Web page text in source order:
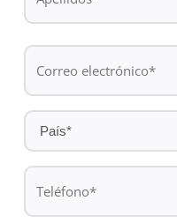
Correo
electrónico
País
*
Teléfono